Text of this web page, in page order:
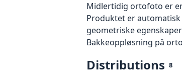
Midlertidig ortofoto er
Produktet er
geometriske
Bakkeoppløsning på
Distributions 8